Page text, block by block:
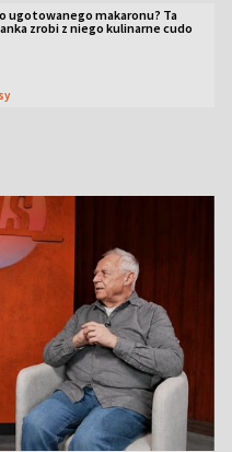
ugotowanego makaronu? Ta
zrobi z niego kulinarne cudo